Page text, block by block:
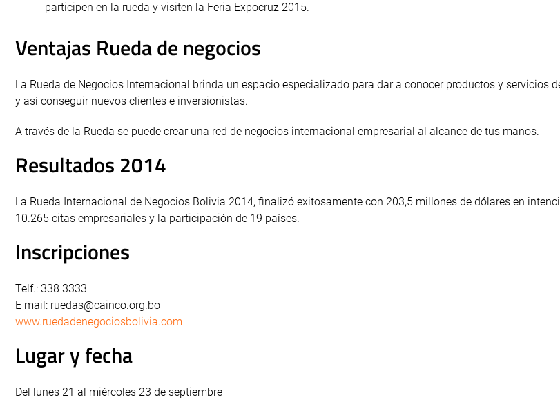
participen en la rueda y visiten la Feria Expocruz 2015.
Ventajas Rueda de negocios
La Rueda de Negocios Internacional brinda un espacio especializado para dar a conocer productos y servicios
y así conseguir nuevos clientes e inversionistas.
A través de la Rueda se puede crear una red de negocios internacional empresarial al alcance de tus manos.
Resultados 2014
La Rueda Internacional de Negocios Bolivia 2014, finalizó exitosamente con 203,5 millones de dólares en
10.265 citas empresariales y la participación de 19 países.
Inscripciones
Telf.: 338 3333
E mail: ruedas@cainco.org.bo
www.ruedadenegociosbolivia.com
Lugar y fecha
Del lunes 21 al miércoles 23 de septiembre